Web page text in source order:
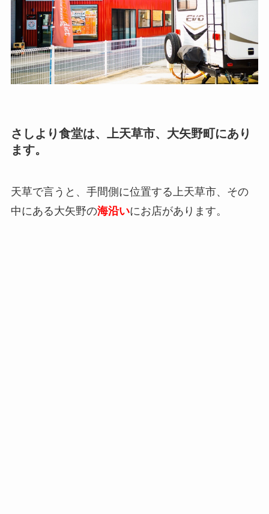
さしより食堂は、上天草市、大矢野町にあり
ます。
天草で言うと、手間側に位置する上天草市、その
中にある大矢野の海沿いにお店があります。